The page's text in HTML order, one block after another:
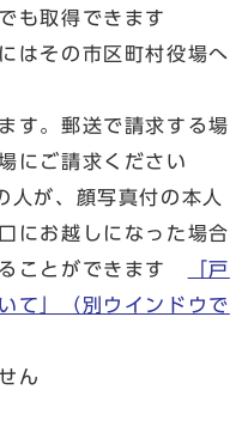
も取得できます
はその市区町村役場へ
す。郵送で請求する場
にご請求ください
人が、顔写真付の本人
にお越しになった場合
ことができます
「戸
て」
（別ウインドウで
ん